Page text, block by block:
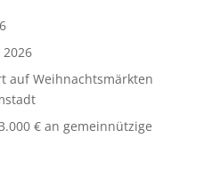
auf Weihnachtsmärkten
€ an gemeinnützige